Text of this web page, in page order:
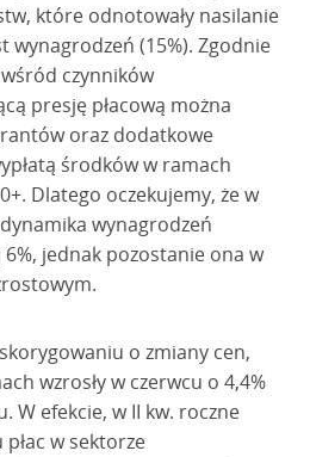
które odnotowały nasilanie
wynagrodzeń (15%). Zgodnie
czynników
presję płacową można
oraz dodatkowe
środków w ramach
Dlatego oczekujemy, że w
wynagrodzeń
jednak pozostanie ona w
o zmiany cen,
wzrosły w czerwcu o 4,4%
W efekcie, w II kw. roczne
w sektorze